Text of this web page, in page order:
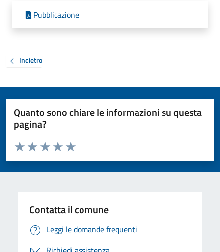
Pubblicazione
Indietro
Quanto sono chiare le informazioni su questa
pagina?
Valuta da 1 a 5 stelle la pagina
Valuta 5 stelle su 5
Valuta 4 stelle su 5
Valuta 3 stelle su 5
Valuta 2 stelle su 5
Valuta 1 stelle su 5
Contatta il comune
Leggi le domande frequenti